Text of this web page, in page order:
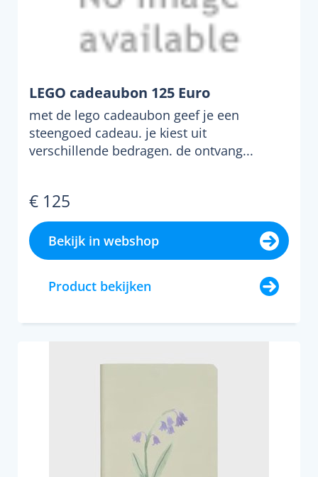
LEGO cadeaubon 125 Euro
met de lego cadeaubon geef je een
steengoed cadeau. je kiest uit
verschillende bedragen. de ontvang...
€ 125
Bekijk in webshop
Product bekijken